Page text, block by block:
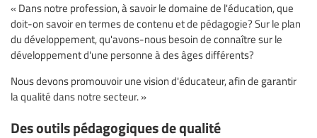
« Dans notre profession, à savoir le domaine de l'éducation, que
doit-on savoir en termes de contenu et de pédagogie? Sur le plan
du développement, qu'avons-nous besoin de connaître sur le
développement d'une personne à des âges différents?
Nous devons promouvoir une vision d'éducateur, afin de garantir
la qualité dans notre secteur. »
Des outils pédagogiques de qualité